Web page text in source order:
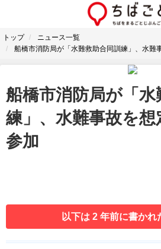
トップ
ニュース一覧
船橋市消防局が「水難救助合同訓練」、水難
船橋市消防局が「水
練」、水難事故を
参加
以下は 2 年前に書かれ